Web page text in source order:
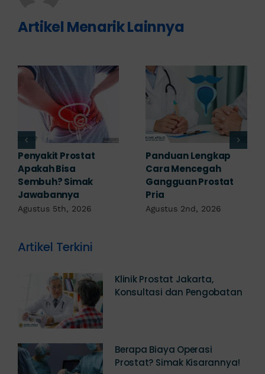
Artikel Menarik Lainnya
7 Komplikasi Prostat
yang Perlu
Diwaspadai Sejak Dini
Agustus 1st, 2026
Obat Penyakit
Prostat: Pilihan
Terapi Sesuai
Diagnosis
Juli 23rd, 2026
Artikel Terkini
Klinik Prostat Jakarta,
Konsultasi dan Pengobatan
Berapa Biaya Operasi
Prostat? Simak Kisarannya!